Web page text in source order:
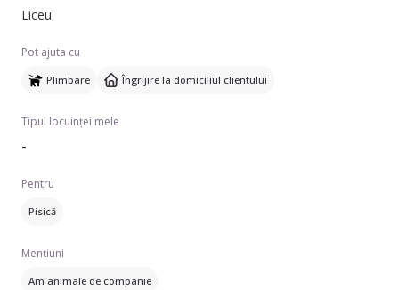
Liceu
Pot ajuta cu
Plimbare Îngrijire la domiciliul clientului
Tipul locuinței mele
-
Pentru
Pisică
Mențiuni
Am animale de companie